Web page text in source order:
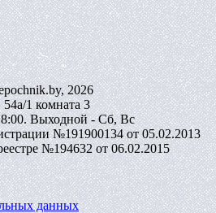
2026
1 комната 3
Выходной - Сб, Вс
№191900134 от 05.02.2013
№194632 от 06.02.2015
данных